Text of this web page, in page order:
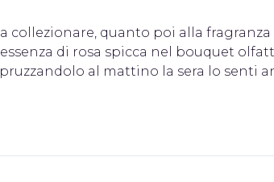
collezionare, quanto poi alla fragranza
di rosa spicca nel bouquet
al mattino la sera lo senti